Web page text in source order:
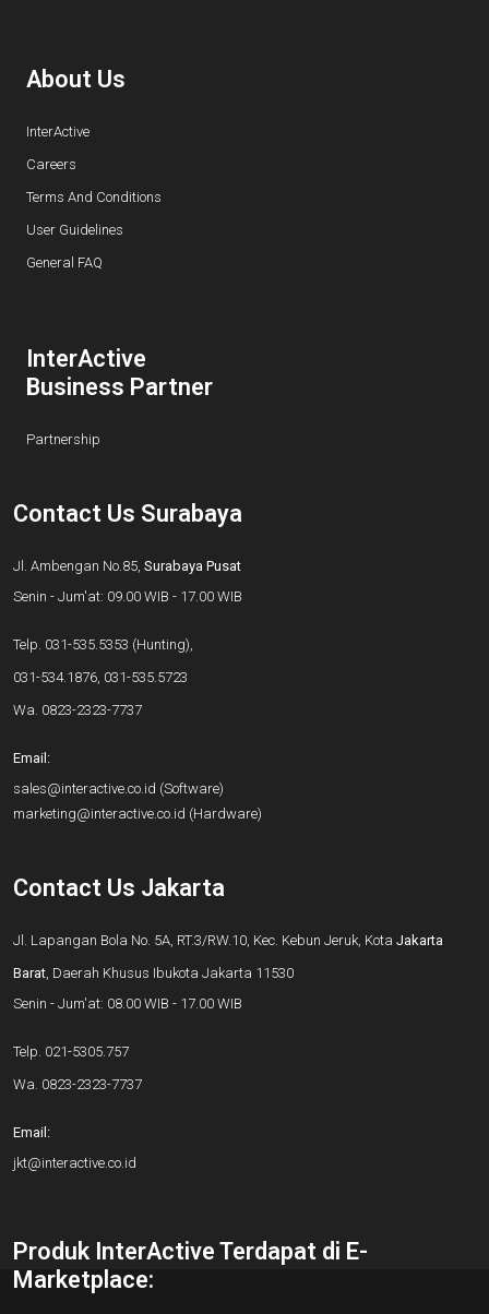
About Us
InterActive
Careers
Terms And Conditions
User Guidelines
General FAQ
InterActive
Business Partner
Partnership
Contact Us Surabaya
Jl. Ambengan No.85, Surabaya Pusat
Senin - Jum'at: 09.00 WIB - 17.00 WIB
Telp. 031-535.5353 (Hunting),
031-534.1876, 031-535.5723
Wa. 0823-2323-7737
Email:
sales@interactive.co.id (Software)
marketing@interactive.co.id (Hardware)
Contact Us Jakarta
Jl. Lapangan Bola No. 5A, RT.3/RW.10, Kec. Kebun Jeruk, Kota Jakarta
Barat, Daerah Khusus Ibukota Jakarta 11530
Senin - Jum'at: 08.00 WIB - 17.00 WIB
Telp. 021-5305.757
Wa. 0823-2323-7737
Email:
jkt@interactive.co.id
Produk InterActive Terdapat di E-
Marketplace: